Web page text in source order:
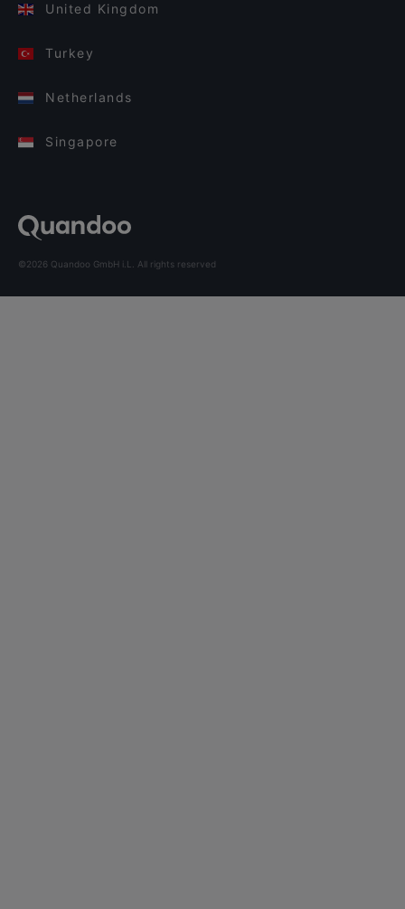
United Kingdom
Turkey
Netherlands
Singapore
©2026 Quandoo GmbH i.L. All rights reserved